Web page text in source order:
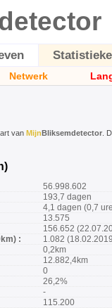
Netwerk
van MijnBliksemdetector .
56.998.602
193,7 dagen
4,1 dagen (0,7
13.575
156.652
:
1.082
0,2km
12.882,4km
0
26,2%
-
115.200